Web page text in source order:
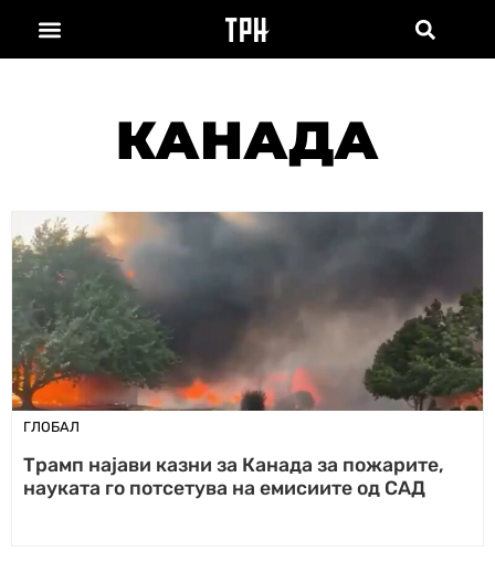
КАНАДА
ГЛОБАЛ
Трамп најави казни за Канада за пожарите,
науката го потсетува на емисиите од САД